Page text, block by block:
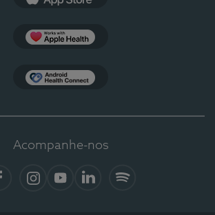
Acompanhe-nos